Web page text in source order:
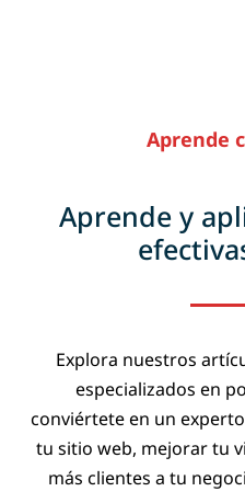
Aprende
Aprende y
Explora nuestros
especializados en
conviértete en un
tu sitio web, mejorar tu
más clientes a tu